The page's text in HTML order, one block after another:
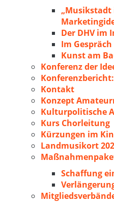
Der DHV im
Im
Kunst am
Konferenz der
Kontakt
Konzept
Kulturpolitische
Kurs Chorleitung
Kürzungen im
Landmusikort
Schaffung